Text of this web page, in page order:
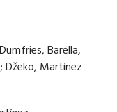
Barella,
Džeko, Martínez